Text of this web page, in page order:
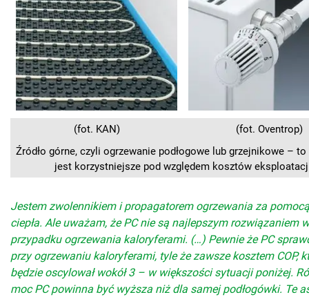
(fot. KAN)
(fot. Oventrop)
Źródło górne, czyli ogrzewanie podłogowe lub grzejnikowe –
jest korzystniejsze pod względem kosztów
Jestem zwolennikiem i propagatorem ogrzewania za
ciepła. Ale uważam, że PC nie są najlepszym rozwiązaniem w
przypadku ogrzewania kaloryferami. (…) Pewnie że PC
przy ogrzewaniu kaloryferami, tyle że zawsze kosztem COP,
będzie oscylował wokół 3 – w większości sytuacji poniżej.
moc PC powinna być wyższa niż dla samej podłogówki. Te